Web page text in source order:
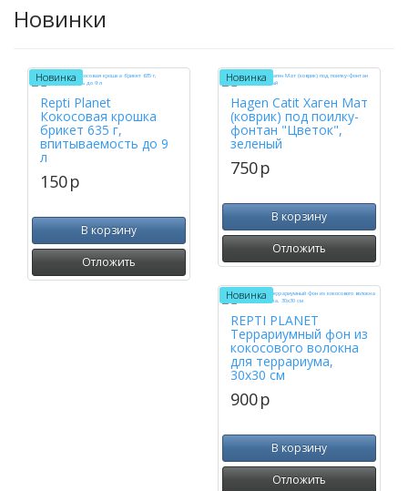
Новинки
Новинка
Repti Planet
Кокосовая крошка
брикет 635 г,
впитываемость до 9
л
150p
В корзину
Отложить
Новинка
Hagen Catit Хаген Мат
(коврик) под поилку-
фонтан "Цветок",
зеленый
750p
В корзину
Отложить
Новинка
REPTI PLANET
Террариумный фон из
кокосового волокна
для террариума,
30х30 см
900p
В корзину
Отложить